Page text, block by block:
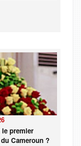
premier
Cameroun ?